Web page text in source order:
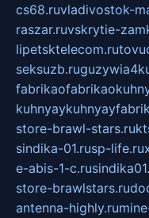
cs68.ruvladivostok-
raszar.ruvskrytie-
lipetsktelecom.ru
seksuzb.ru
store-brawl-stars.ru
sindika-01.rusp-life.ru
e-abis-1-c.ru
store-brawlstars.ru
antenna-highly.ru